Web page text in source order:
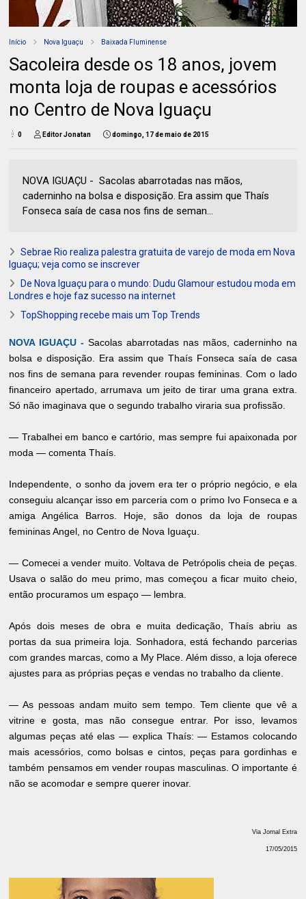
Início Nova Iguaçu Baixada Fluminense
Sacoleira desde os 18 anos, jovem
monta loja de roupas e acessórios
no Centro de Nova Iguaçu
0 Editor Jonatan domingo, 17 de maio de 2015
NOVA IGUAÇU - Sacolas abarrotadas nas mãos,
caderninho na bolsa e disposição. Era assim que Thaís
Fonseca saía de casa nos fins de seman...
Sebrae Rio realiza palestra gratuita de varejo de moda em Nova
Iguaçu; veja como se inscrever
De Nova Iguaçu para o mundo: Dudu Glamour estudou moda em
Londres e hoje faz sucesso na internet
TopShopping recebe mais um Top Trends
NOVA IGUAÇU -Sacolas abarrotadas nas mãos, caderninho na
bolsa e disposição. Era assim que Thaís Fonseca saía de casa
nos fins de semana para revender roupas femininas. Com o lado
financeiro apertado, arrumava um jeito de tirar uma grana extra.
Só não imaginava que o segundo trabalho viraria sua profissão.
— Trabalhei em banco e cartório, mas sempre fui apaixonada por
moda — comenta Thaís.
Independente, o sonho da jovem era ter o próprio negócio, e ela
conseguiu alcançar isso em parceria com o primo Ivo Fonseca e a
amiga Angélica Barros. Hoje, são donos da loja de roupas
femininas Angel, no Centro de Nova Iguaçu.
— Comecei a vender muito. Voltava de Petrópolis cheia de peças.
Usava o salão do meu primo, mas começou a ficar muito cheio,
então procuramos um espaço — lembra.
Após dois meses de obra e muita dedicação, Thaís abriu as
portas da sua primeira loja. Sonhadora, está fechando parcerias
com grandes marcas, como a My Place. Além disso, a loja oferece
ajustes para as próprias peças e vendas no trabalho da cliente.
— As pessoas andam muito sem tempo. Tem cliente que vê a
vitrine e gosta, mas não consegue entrar. Por isso, levamos
algumas peças até elas — explica Thaís: — Estamos colocando
mais acessórios, como bolsas e cintos, peças para gordinhas e
também pensamos em vender roupas masculinas. O importante é
não se acomodar e sempre querer inovar.
Via Jornal Extra
17/05/2015